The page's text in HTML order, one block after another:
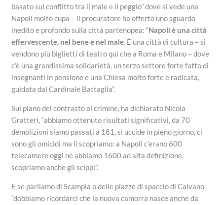
basato sul conflitto tra il male e il peggio” dove si vede una
Napoli molto cupa – il procuratore ha offerto uno sguardo
inedito e profondo sulla città partenopea: “Napoli è una città
effervescente, nel bene e nel male. È una città di cultura – si
vendono più biglietti di teatro qui che a Roma e Milano – dove
c’è una grandissima solidarietà, un terzo settore forte fatto di
insegnanti in pensione e una Chiesa molto forte e radicata,
guidata dal Cardinale Battaglia”.
Sul piano del contrasto al crimine, ha dichiarato Nicola
Gratteri, “abbiamo ottenuto risultati significativi, da 70
demolizioni siamo passati a 181, si uccide in pieno giorno, ci
sono gli omicidi ma li scopriamo: a Napoli c’erano 600
telecamere oggi ne abbiamo 1600 ad alta definizione,
scopriamo anche gli scippi”.
E se parliamo di Scampia o delle piazze di spaccio di Caivano
“dobbiamo ricordarci che la nuova camorra nasce anche da